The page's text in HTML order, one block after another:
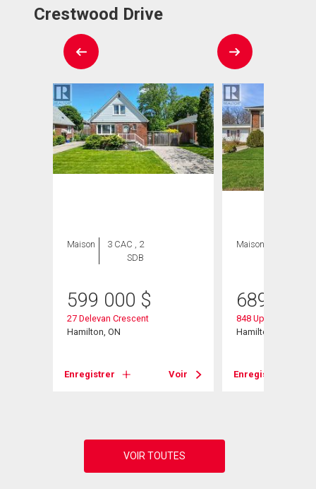
Crestwood Drive
Maison
3 CAC , 2
SDB
599 000 $
27 Delevan Crescent
Hamilton, ON
Enregistrer Voir
Maison
689 999
848 Upper
Hamilton, ON
Enregistrer